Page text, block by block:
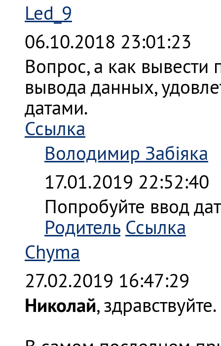
Led_9
06.10.2018 23:01:23
Вопрос, а как
вывода данных,
датами.
Ссылка
Володимир Забіяка
17.01.2019 22:52:40
Попробуйте ввод
Родитель Ссылка
Chyma
27.02.2019 16:47:29
Николай, здравствуйте.